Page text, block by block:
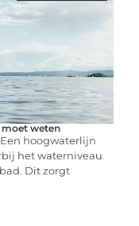
moet weten
hoogwaterlijn
het waterniveau
Dit zorgt